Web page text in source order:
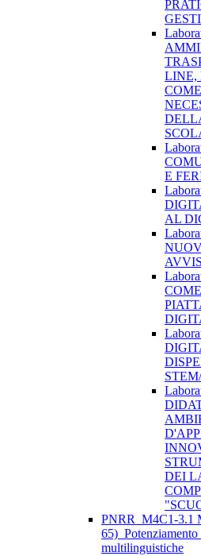
LINE,
E
AL
DEI
PNRR_M4C1-3.1
multilinguistiche